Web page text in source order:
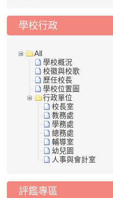
學校行政
All
學校概況
校徽與校歌
歷任校長
學校位置圖
行政單位
校長室
教務處
學務處
總務處
輔導室
幼兒園
人事與會計室
評鑑專區